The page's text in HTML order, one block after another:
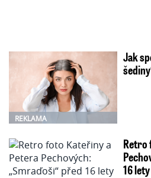
REKLAMA
Jak
Retro
16 lety